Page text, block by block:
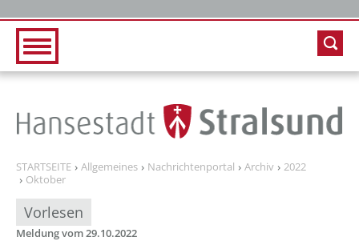
STARTSEITE Allgemeines Nachrichtenportal Archiv
2022
Oktober
Vorlesen
Meldung vom 29.10.2022